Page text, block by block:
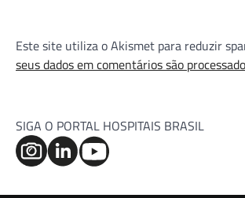
Este site utiliza o Akismet para reduzir
seus dados em comentários são
SIGA O PORTAL HOSPITAIS BRASIL